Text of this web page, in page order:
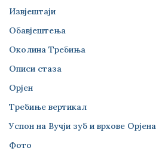
Извјештаји
Обавјештења
Околина Требиња
Описи стаза
Орјен
Требиње вертикал
Успон на Вучји зуб и врхове Орјена
Фото